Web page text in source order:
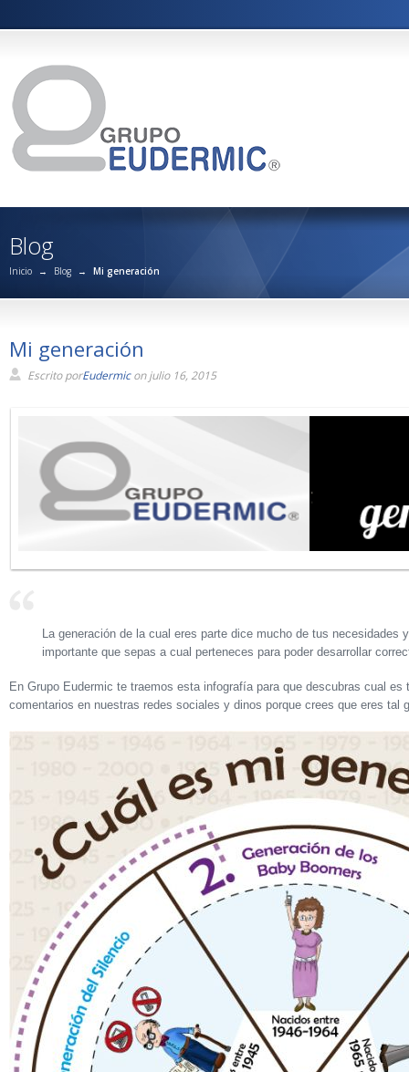
Blog
Inicio → Blog → Mi generación
Mi generación
Escrito porEudermicon julio 16, 2015
La generación de la cual eres parte dice mucho de tus necesidades
importante que sepas a cual perteneces para poder desarrollar
En Grupo Eudermic te traemos esta infografía para que descubras cual es
comentarios en nuestras redes sociales y dinos porque crees que eres tal